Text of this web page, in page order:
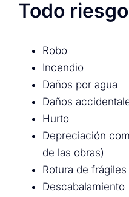
Todo
Robo
Incendio
Daños por agua
Daños
Hurto
Depreciación
de las obras)
Rotura de frágiles
Descabalamiento